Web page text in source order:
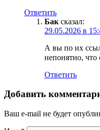
Ответить
Бак сказал:
29.05.2026 в
А вы по их
непонятно, что
Ответить
Добавить
Ваш e-mail не будет